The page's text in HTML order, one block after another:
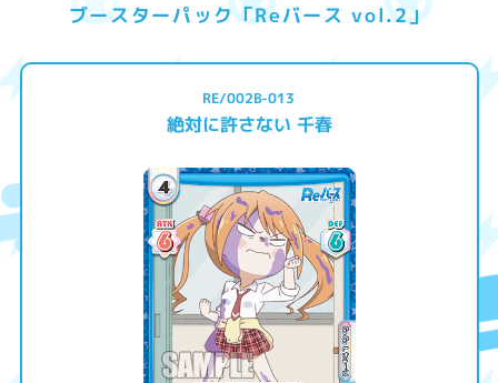
ブースターパック「Reバース vol.2」
RE/002B-013
絶対に許さない 千春